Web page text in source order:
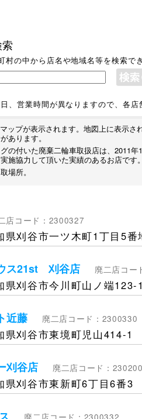
村の中から店名や地域名等を検索で
、営業時間が異なりますので、各
ップが表示されます。地図上に表示
あります。
の付いた廃棄二輪車取扱店は、2011
施協力して頂いた実績のあるお店です
場所。
店コード：2300327
県刈谷市一ツ木町1丁目5番
ス21st 刈谷店
廃二店コー
県刈谷市今川町山ノ端123-
近藤
廃二店コード：2300330
県刈谷市東境町児山414-1
刈谷店
廃二店コード：
県刈谷市東新町6丁目6番3